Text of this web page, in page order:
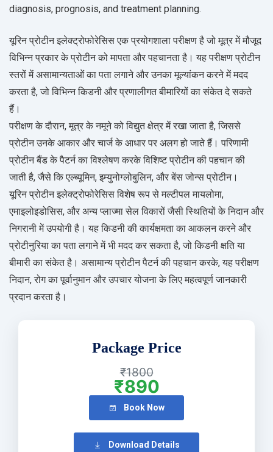
diagnosis, prognosis, and treatment planning.
यूरिन प्रोटीन इलेक्ट्रोफोरेसिस एक प्रयोगशाला परीक्षण है जो मूत्र में मौजूद
विभिन्न प्रकार के प्रोटीन को मापता और पहचानता है। यह परीक्षण प्रोटीन
स्तरों में असामान्यताओं का पता लगाने और उनका मूल्यांकन करने में मदद
करता है, जो विभिन्न किडनी और प्रणालीगत बीमारियों का संकेत दे सकते
हैं।
परीक्षण के दौरान, मूत्र के नमूने को विद्युत क्षेत्र में रखा जाता है, जिससे
प्रोटीन उनके आकार और चार्ज के आधार पर अलग हो जाते हैं। परिणामी
प्रोटीन बैंड के पैटर्न का विश्लेषण करके विशिष्ट प्रोटीन की पहचान की
जाती है, जैसे कि एल्ब्यूमिन, इम्युनोग्लोबुलिन, और बेंस जोन्स प्रोटीन।
यूरिन प्रोटीन इलेक्ट्रोफोरेसिस विशेष रूप से मल्टीपल मायलोमा,
एमाइलोइडोसिस, और अन्य प्लाज्मा सेल विकारों जैसी स्थितियों के निदान और
निगरानी में उपयोगी है। यह किडनी की कार्यक्षमता का आकलन करने और
प्रोटीनुरिया का पता लगाने में भी मदद कर सकता है, जो किडनी क्षति या
बीमारी का संकेत है। असामान्य प्रोटीन पैटर्न की पहचान करके, यह परीक्षण
निदान, रोग का पूर्वानुमान और उपचार योजना के लिए महत्वपूर्ण जानकारी
प्रदान करता है।
Package Price
₹1800
₹890
Book Now
Download Details